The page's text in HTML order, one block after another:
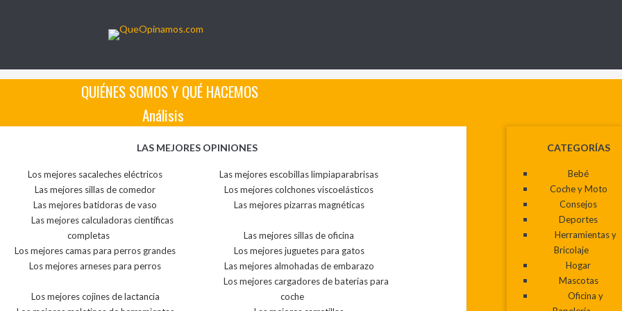
QUIÉNES SOMOS Y QUÉ HACEMOS
Análisis
CATEGORÍAS
Bebé
Coche y Moto
Consejos
Deportes
Herramientas y
Bricolaje
Hogar
Mascotas
Oficina y
LAS MEJORES OPINIONES
Los mejores sacaleches eléctricos
Las mejores escobillas limpiaparabrisas
Las mejores sillas de comedor
Los mejores colchones viscoelásticos
Las mejores batidoras de vaso
Las mejores pizarras magnéticas
Las mejores calculadoras científicas
completas
Las mejores sillas de oficina
Los mejores camas para perros grandes
Los mejores juguetes para gatos
Los mejores arneses para perros
Las mejores almohadas de embarazo
Los mejores cojines de lactancia
Los mejores cargadores de baterías para
coche